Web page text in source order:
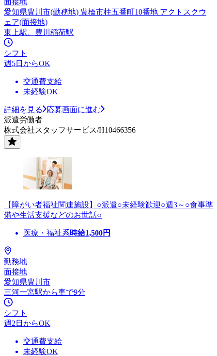
愛知県豊川市(勤務地) 豊橋市柱五番町10番地 アクトスクウ
ェア(面接地)
東上駅、豊川稲荷駅
シフト
週5日からOK
交通費支給
未経験OK
詳細を見る
応募画面に進む
派遣労働者
株式会社スタッフサービス/H10466356
【障がい者福祉関連施設】○派遣○未経験歓迎○週3～○食事準
備や生活支援などのお世話○
医療・福祉系時給1,500円
勤務地
面接地
愛知県豊川市
三河一宮駅から車で9分
シフト
週2日からOK
交通費支給
未経験OK